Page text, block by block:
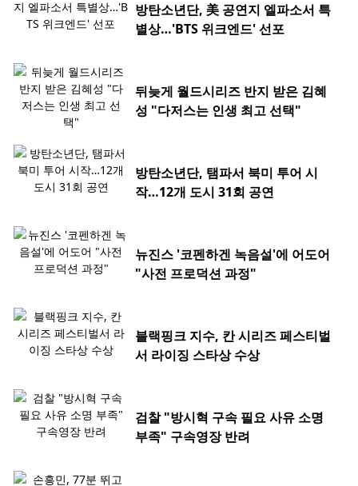
방탄소년단, 美 공연지 엘파소서 특
별상…'BTS 위크엔드' 선포
뒤늦게 월드시리즈 반지 받은 김혜
성 "다저스는 인생 최고 선택"
방탄소년단, 탬파서 북미 투어 시
작…12개 도시 31회 공연
뉴진스 '코펜하겐 녹음설'에 어도어
"사전 프로덕션 과정"
블랙핑크 지수, 칸 시리즈 페스티벌
서 라이징 스타상 수상
검찰 "방시혁 구속 필요 사유 소명
부족" 구속영장 반려